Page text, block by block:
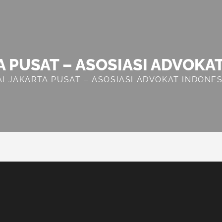
PUSAT – ASOSIASI
JAKARTA PUSAT – ASOSIASI ADVOKAT